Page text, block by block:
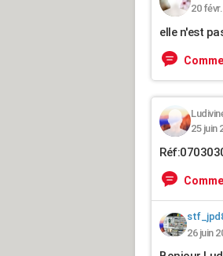
20
elle n'est
25 juin
26 juin